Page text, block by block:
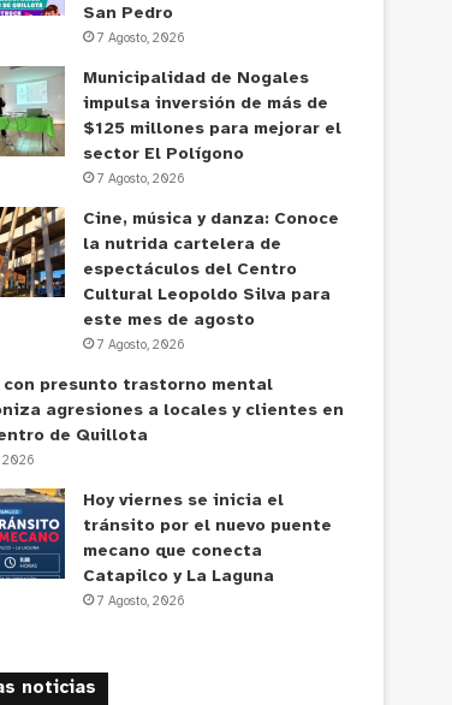
San Pedro
7 Agosto, 2026
Municipalidad de Nogales
impulsa inversión de más de
$125 millones para mejorar el
sector El Polígono
7 Agosto, 2026
Cine, música y danza: Conoce
la nutrida cartelera de
espectáculos del Centro
Cultural Leopoldo Silva para
este mes de agosto
7 Agosto, 2026
con presunto trastorno mental
agresiones a locales y clientes en
de Quillota
2026
Hoy viernes se inicia el
tránsito por el nuevo puente
mecano que conecta
Catapilco y La Laguna
7 Agosto, 2026
noticias